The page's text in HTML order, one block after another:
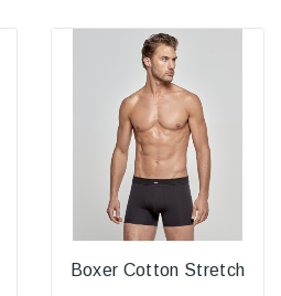
Boxer Cotton Stretch